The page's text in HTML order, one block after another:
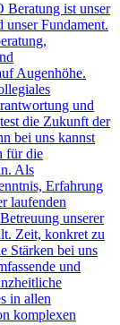
ist unser
unser Fundament.
Augenhöhe.
und
die Zukunft der
bei uns kannst
für die
Als
Erfahrung
laufenden
unserer
Zeit, konkret zu
Stärken bei uns
und
in allen
komplexen